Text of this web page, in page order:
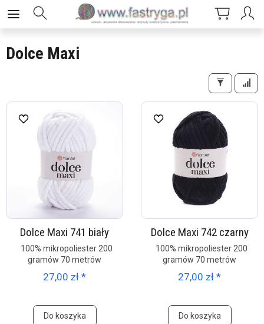
Dolce Maxi
Dolce Maxi 741 biały
100% mikropoliester 200
gramów 70 metrów
27,00 zł *
Do koszyka
Dolce Maxi 742 czarny
100% mikropoliester 200
gramów 70 metrów
27,00 zł *
Do koszyka